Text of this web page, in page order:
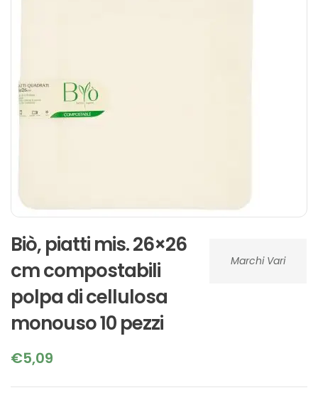
Marchi Vari
Biò, piatti mis. 26×26
cm compostabili
polpa di cellulosa
monouso 10 pezzi
€5,09